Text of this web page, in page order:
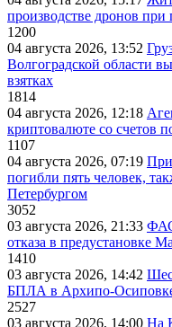
производстве дронов
1200
04 августа 2026, 13:52
Волгоградской области
взятках
1814
04 августа 2026, 12:18
криптовалюте со счетов
1107
04 августа 2026, 07:19
погибли пять человек,
Петербургом
3052
03 августа 2026, 21:33 ФАС
отказа в предустановке
1410
03 августа 2026, 14:42
БПЛА в Архипо-
2527
03 августа 2026, 14:00 На